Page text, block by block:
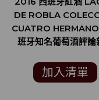
DE ROBLA
CUATRO
班牙知名葡萄酒評論
93分)
加入清單